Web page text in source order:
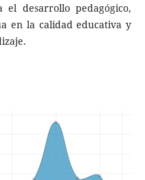
desarrollo pedagógico,
en la calidad educativa y